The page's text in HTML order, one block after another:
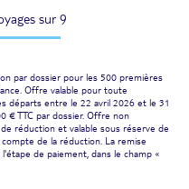
sur 9
par dossier pour les 500 premières
Offre valable pour toute
départs entre le 22 avril 2026 et le 31
€ TTC par dossier. Offre non
réduction et valable sous réserve de
de la réduction. La remise
de paiement, dans le champ «